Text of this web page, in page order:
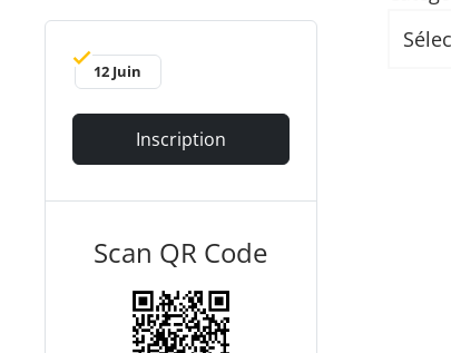
12 Juin
Inscription
Scan QR Code